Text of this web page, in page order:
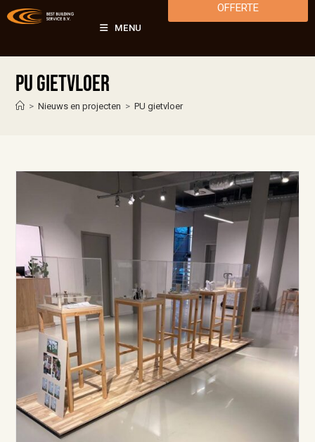
MENU
OFFERTE
PU gietvloer
> Nieuws en projecten > PU gietvloer